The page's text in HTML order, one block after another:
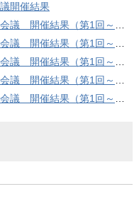
開催結果
催結果（第1回～第6回）
催結果（第1回～第4回）
催結果（第1回～第3回）
催結果（第1回～第3回）
催結果（第1回～第3回）